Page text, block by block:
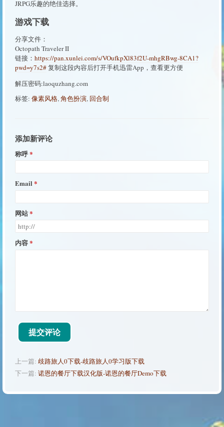
JRPG乐趣的绝佳选择。
游戏下载
分享文件：
Octopath Traveler II
链接： https://pan.xunlei.com/s/VOufkpXl83f2U-mhgRBwg-8CA1?
pwd=y7s2#复制这段内容后打开手机迅雷App，查看更方便
解压密码:laoquzhang.com
标签: 像素风格,角色扮演, 回合制
添加新评论
称呼
Email
网站
内容
提交评论
上一篇: 歧路旅人0下载-歧路旅人0学习版下载
下一篇: 诺恩的餐厅下载汉化版-诺恩的餐厅Demo下载